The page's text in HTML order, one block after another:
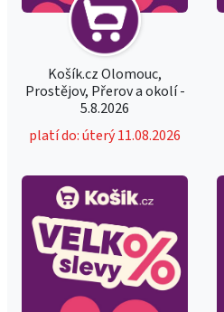
Košík.cz Olomouc,
Prostějov, Přerov a okolí -
5.8.2026
platí do: úterý 11.08.2026